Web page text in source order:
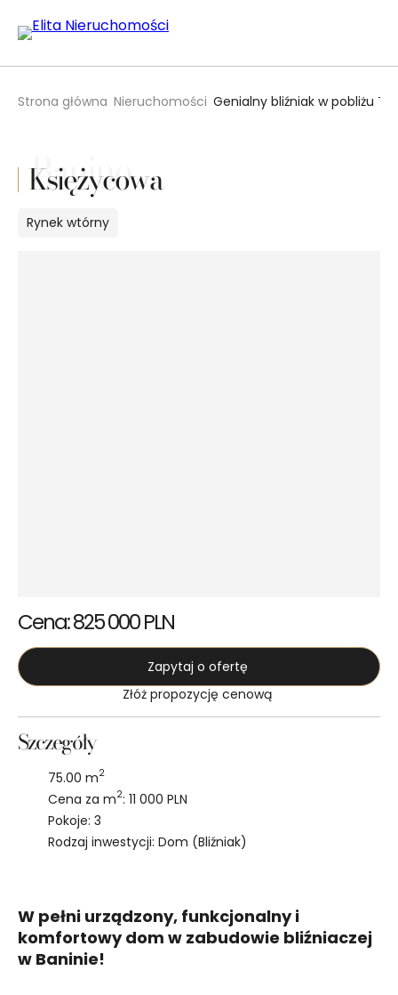
Strona główna Nieruchomości Genialny bliźniak w pobliżu
Banino
Księżycowa
Rynek wtórny
Cena: 825 000 PLN
Zapytaj o ofertę
Złóż propozycję cenową
Szczegóły
75.00 m2
Cena za m2: 11 000 PLN
Pokoje: 3
Rodzaj inwestycji: Dom (Bliźniak)
W pełni urządzony, funkcjonalny i
komfortowy dom w zabudowie bliźniaczej
w Baninie!